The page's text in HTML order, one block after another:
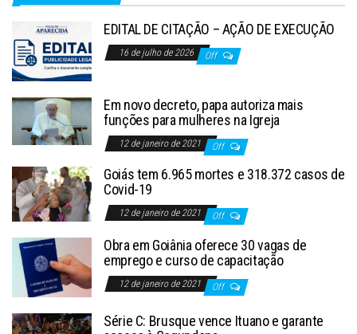
EDITAL DE CITAÇÃO – AÇÃO DE EXECUÇÃO
16 de julho de 2026 Off
Em novo decreto, papa autoriza mais
funções para mulheres na Igreja
12 de janeiro de 2021 Off
Goiás tem 6.965 mortes e 318.372 casos de
Covid-19
12 de janeiro de 2021 Off
Obra em Goiânia oferece 30 vagas de
emprego e curso de capacitação
12 de janeiro de 2021 Off
Série C: Brusque vence Ituano e garante